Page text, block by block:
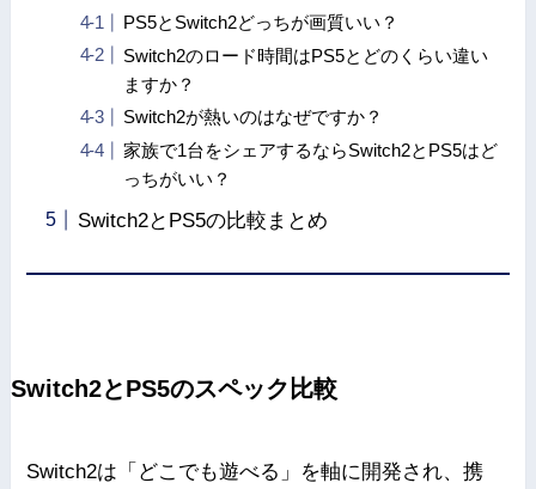
PS5とSwitch2どっちが画質いい？
Switch2のロード時間はPS5とどのくらい違い
ますか？
Switch2が熱いのはなぜですか？
家族で1台をシェアするならSwitch2とPS5はど
っちがいい？
Switch2とPS5の比較まとめ
Switch2とPS5のスペック比較
Switch2は「どこでも遊べる」を軸に開発され、携